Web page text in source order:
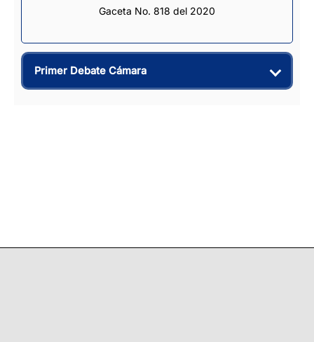
Gaceta No. 818 del 2020
Primer Debate Cámara